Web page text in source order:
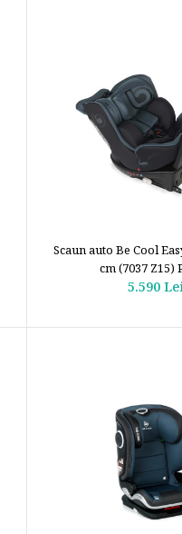
Scaun auto Be Cool
cm (7037 Z15)
5.590